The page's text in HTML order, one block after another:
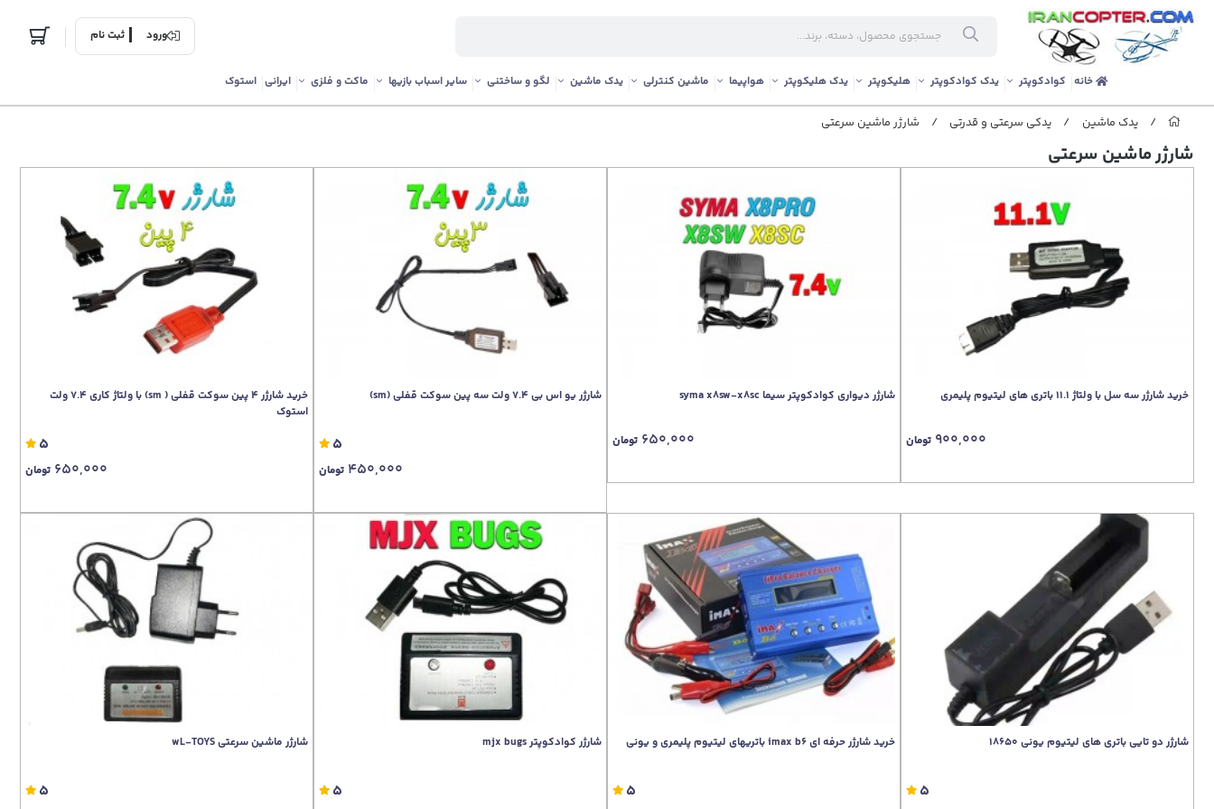
ورود ثبت نام
خانه کوادکوپتر یدک کوادکوپتر هلیکوپتر یدک هلیکوپتر هواپیما ماشین کنترلی یدک ماشین لگو و ساختنی سایر اسباب بازیها ماکت و فلزی ایرانی استوک
/ یدک ماشین / یدکی سرعتی و قدرتی / شارژر ماشین سرعتی
شارژر ماشین سرعتی
خرید شارژر سه سل با ولتاژ 11.1 باتری های لیتیوم پلیمری
900,000 تومان
شارژر دیواری کوادکوپتر سیما syma x8sw-x8sc
650,000 تومان
شارژر یو اس بی 7.4 ولت سه پین سوکت قفلی (sm)
5
450,000 تومان
خرید شارژر 4 پین سوکت قفلی ( sm) با ولتاژ کاری 7.4 ولت
استوک
5
650,000 تومان
شارژر دو تایی باتری های لیتیوم یونی 18650
5
خرید شارژر حرفه ای imax b6 باتریهای لیتیوم پلیمری و یونی
5
شارژر کوادکوپتر mjx bugs
5
شارژر ماشین سرعتی wL-TOYS
5